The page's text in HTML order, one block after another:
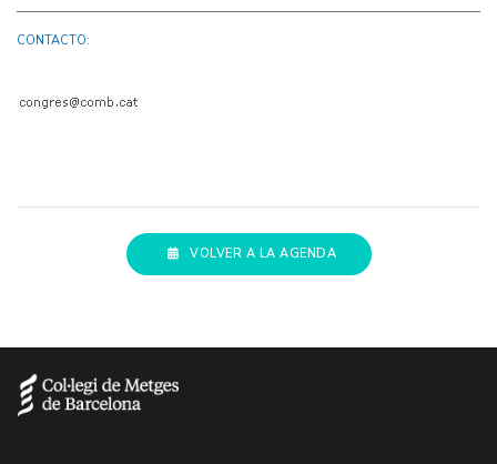
CONTACTO:
VOLVER A LA AGENDA